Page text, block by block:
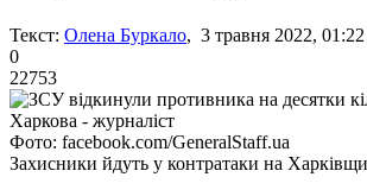
Текст: Олена Буркало, 3 травня 2022, 01:22
0
22753
Фото: facebook.com/GeneralStaff.ua
Захисники йдуть у контратаки на